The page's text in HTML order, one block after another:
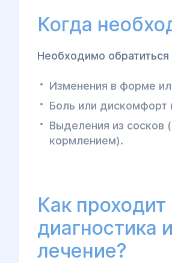
Когда
Необходимо
Изменения в форме
Боль или дискомфорт
Выделения из сосков
кормлением).
Как проходит
диагностика и
лечение?